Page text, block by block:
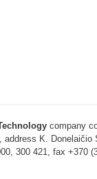
company
address K.
300 421, fax +370